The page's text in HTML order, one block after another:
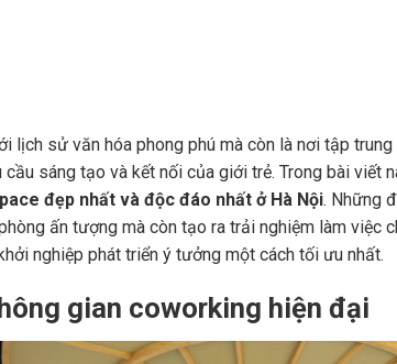
lịch sử văn hóa phong phú mà còn là nơi tập
sáng tạo và kết nối của giới trẻ. Trong bài viết
đẹp nhất và độc đáo nhất ở Hà Nội. Những
ấn tượng mà còn tạo ra trải nghiệm làm việc
nghiệp phát triển ý tưởng một cách tối ưu nhất.
gian coworking hiện đại